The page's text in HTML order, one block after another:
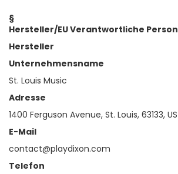
§
Hersteller/EU Verantwortliche Person
Hersteller
Unternehmensname
St. Louis Music
Adresse
1400 Ferguson Avenue, St. Louis, 63133, US
E-Mail
contact@playdixon.com
Telefon